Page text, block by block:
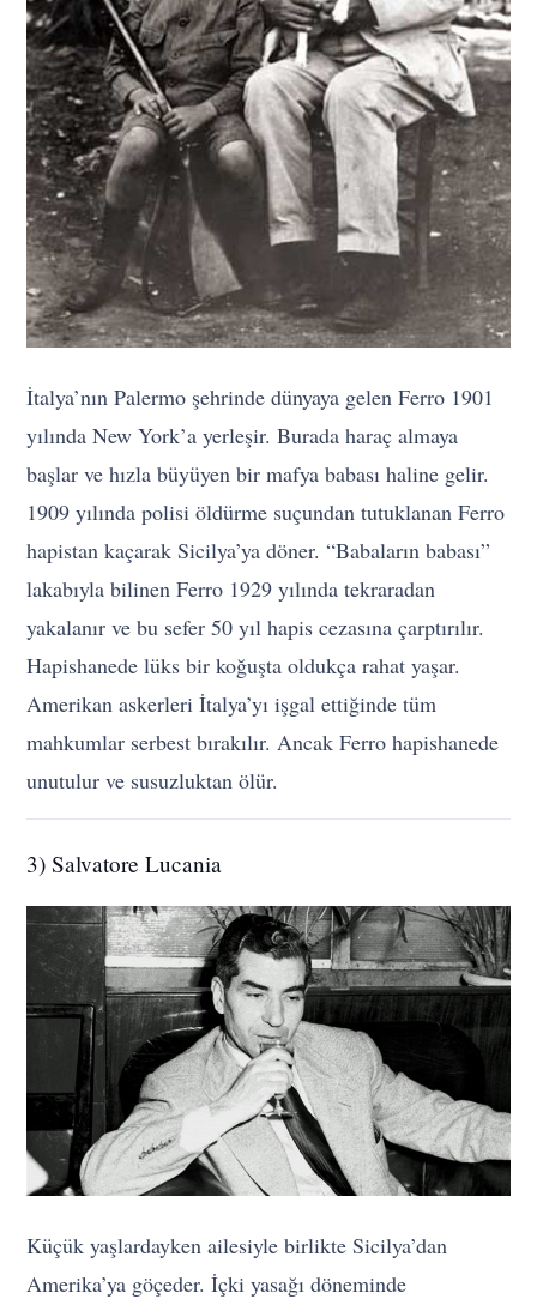
İtalya’nın Palermo şehrinde dünyaya gelen Ferro 1901
yılında New York’a yerleşir. Burada haraç almaya
başlar ve hızla büyüyen bir mafya babası haline gelir.
1909 yılında polisi öldürme suçundan tutuklanan Ferro
hapistan kaçarak Sicilya’ya döner. “Babaların babası”
lakabıyla bilinen Ferro 1929 yılında tekraradan
yakalanır ve bu sefer 50 yıl hapis cezasına çarptırılır.
Hapishanede lüks bir koğuşta oldukça rahat yaşar.
Amerikan askerleri İtalya’yı işgal ettiğinde tüm
mahkumlar serbest bırakılır. Ancak Ferro hapishanede
unutulur ve susuzluktan ölür.
3) Salvatore Lucania
Küçük yaşlardayken ailesiyle birlikte Sicilya’dan
Amerika’ya göçeder. İçki yasağı döneminde